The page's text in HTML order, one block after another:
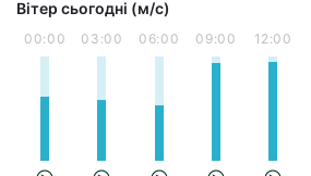
Вітер сьогодні (м/с)
00:00 03:00 06:00 09:00 12:00